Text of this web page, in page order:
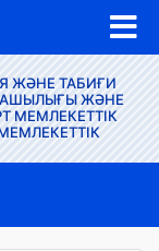
ЖӘНЕ ТАБИҒИ
ЖӘНЕ
МЕМЛЕКЕТТІК